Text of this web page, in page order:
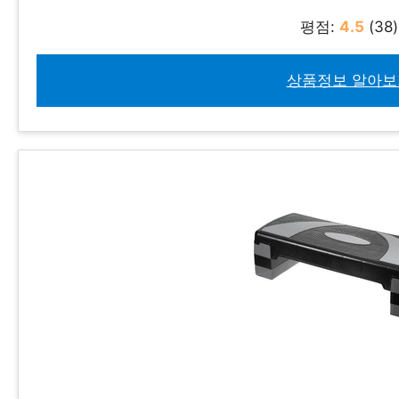
평점: 4.5 (38)
상품정보 알아